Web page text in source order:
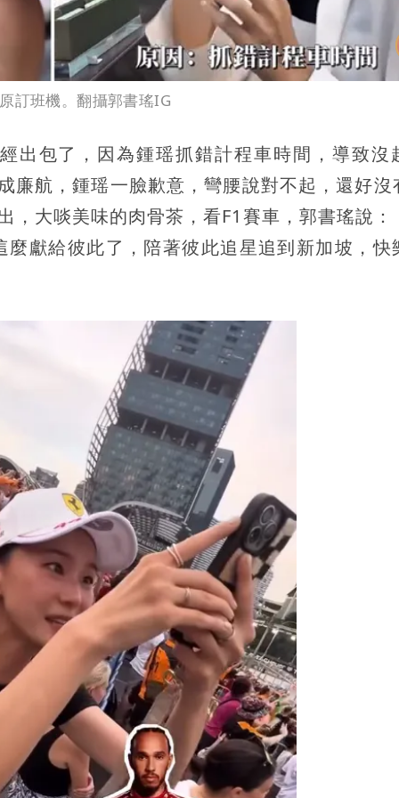
訂班機。翻攝郭書瑤IG
出包了，因為鍾瑶抓錯計程車時間，導致沒
廉航，鍾瑶一臉歉意，彎腰說對不起，還好沒
，大啖美味的肉骨茶，看F1賽車，郭書瑤說：
獻給彼此了，陪著彼此追星追到新加坡，快